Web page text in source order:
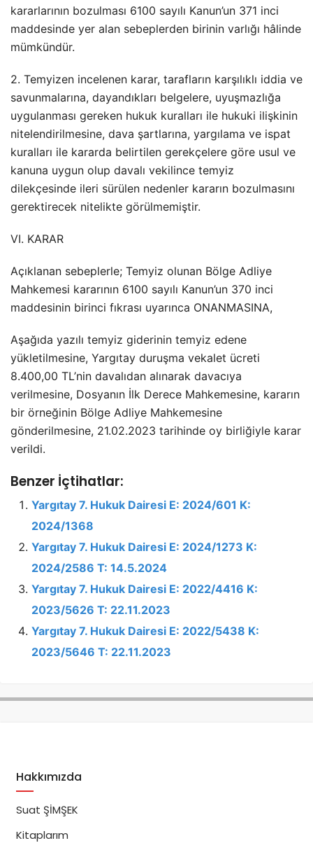
kararlarının bozulması 6100 sayılı Kanun’un 371 inci
maddesinde yer alan sebeplerden birinin varlığı hâlinde
mümkündür.
2. Temyizen incelenen karar, tarafların karşılıklı iddia ve
savunmalarına, dayandıkları belgelere, uyuşmazlığa
uygulanması gereken hukuk kuralları ile hukuki ilişkinin
nitelendirilmesine, dava şartlarına, yargılama ve ispat
kuralları ile kararda belirtilen gerekçelere göre usul ve
kanuna uygun olup davalı vekilince temyiz
dilekçesinde ileri sürülen nedenler kararın bozulmasını
gerektirecek nitelikte görülmemiştir.
VI. KARAR
Açıklanan sebeplerle; Temyiz olunan Bölge Adliye
Mahkemesi kararının 6100 sayılı Kanun’un 370 inci
maddesinin birinci fıkrası uyarınca ONANMASINA,
Aşağıda yazılı temyiz giderinin temyiz edene
yükletilmesine, Yargıtay duruşma vekalet ücreti
8.400,00 TL’nin davalıdan alınarak davacıya
verilmesine, Dosyanın İlk Derece Mahkemesine, kararın
bir örneğinin Bölge Adliye Mahkemesine
gönderilmesine, 21.02.2023 tarihinde oy birliğiyle karar
verildi.
Benzer İçtihatlar:
Yargıtay 7. Hukuk Dairesi E: 2024/601 K:
2024/1368
Yargıtay 7. Hukuk Dairesi E: 2024/1273 K:
2024/2586 T: 14.5.2024
Yargıtay 7. Hukuk Dairesi E: 2022/4416 K:
2023/5626 T: 22.11.2023
Yargıtay 7. Hukuk Dairesi E: 2022/5438 K:
2023/5646 T: 22.11.2023
Hakkımızda
Suat ŞİMŞEK
Kitaplarım